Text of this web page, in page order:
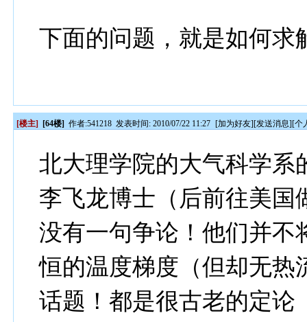
下面的问题，就是如何求
[楼主] [64楼] 作者:541218 发表时间: 2010/07/22 11:27 [加为好友][发送消息][个
北大理学院的大气科学系
李飞龙博士（后前往美国
没有一句争论！他们并不
恒的温度梯度（但却无热
话题！都是很古老的定论